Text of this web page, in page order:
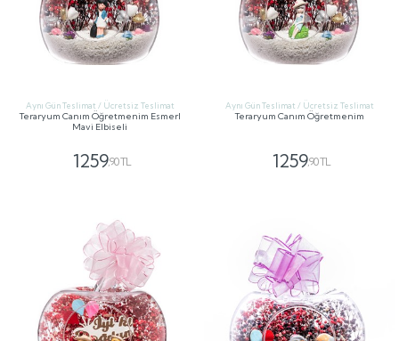
Aynı Gün Teslimat / Ücretsiz Teslimat
Teraryum Canım Öğretmenim Esmerl
Mavi Elbiseli
1259,90 TL
Aynı Gün Teslimat / Ücretsiz Teslimat
Teraryum Canım Öğretmenim
1259,90 TL